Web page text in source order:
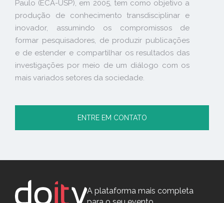
Paulo (ECA-USP), em 2005, tem como objetivo a
produção de conhecimento transdisciplinar e
inovador, assumindo os compromissos de
formar pesquisadores, de produzir publicações
e de estender e compartilhar os resultados das
investigações por meio de um diálogo com os
mais variados setores da sociedade.
ENTRE EM CONTATO
A plataforma mais completa